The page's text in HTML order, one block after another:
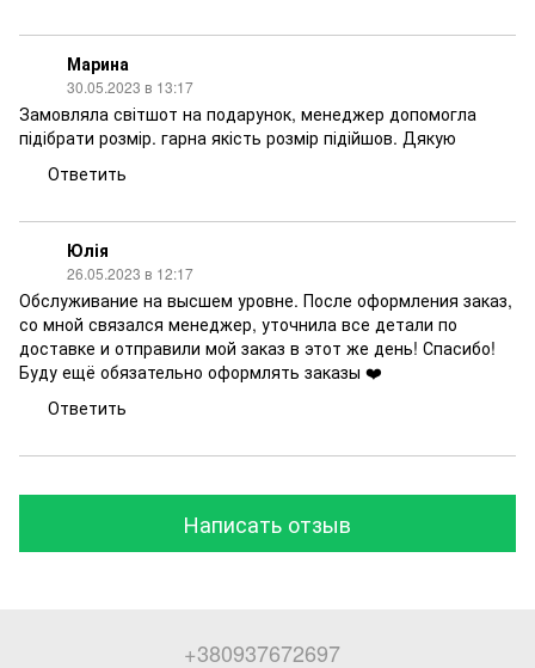
Марина
30.05.2023 в 13:17
Замовляла світшот на подарунок, менеджер допомогла
підібрати розмір. гарна якість розмір підійшов. Дякую
Ответить
Юлія
26.05.2023 в 12:17
Обслуживание на высшем уровне. После оформления заказ,
со мной связался менеджер, уточнила все детали по
доставке и отправили мой заказ в этот же день! Спасибо!
Буду ещё обязательно оформлять заказы ❤️
Ответить
Написать отзыв
+380937672697